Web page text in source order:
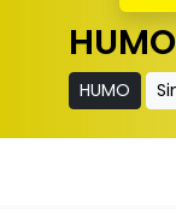
HUMO